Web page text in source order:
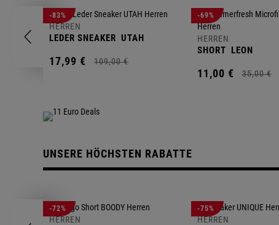
-83%
HERREN
LEDER SNEAKER UTAH
17,99 € 109,00 €
-69%
HERREN
SHORT LEON
11,00 € 35,00 €
UNSERE HÖCHSTEN RABATTE
-72%
HERREN
-75%
HERREN